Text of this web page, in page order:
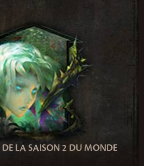
LA SAISON 2 DU MONDE